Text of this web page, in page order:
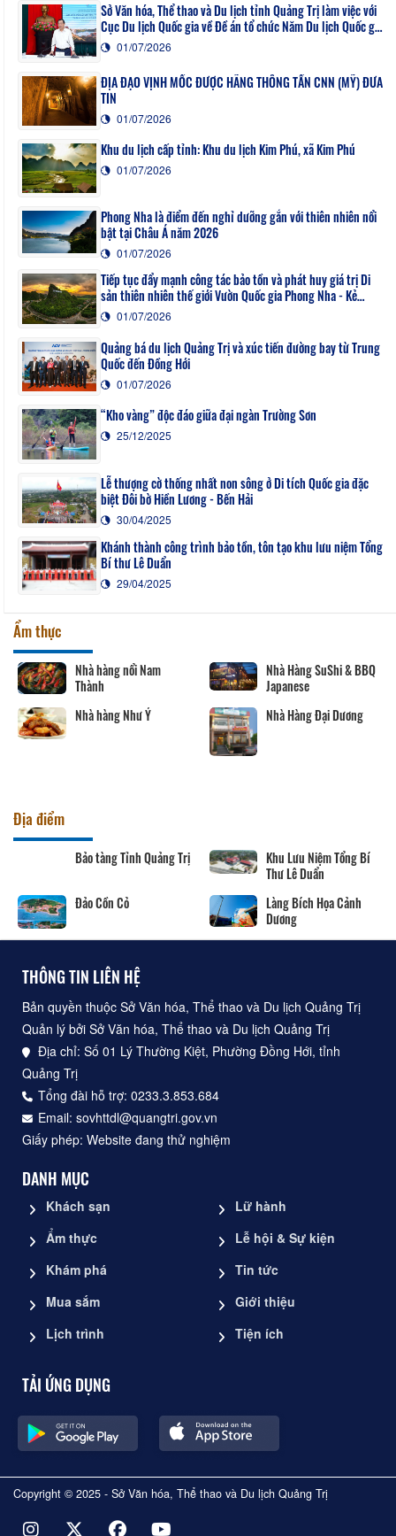
Sở Văn hóa, Thể thao và Du lịch tỉnh Quảng Trị làm việc với
Cục Du lịch Quốc gia về Đề án tổ chức Năm Du lịch Quốc gia
- Quảng Trị 2027
01/07/2026
ĐỊA ĐẠO VỊNH MỐC ĐƯỢC HÃNG THÔNG TẤN CNN (MỸ) ĐƯA
TIN
01/07/2026
Khu du lịch cấp tỉnh: Khu du lịch Kim Phú, xã Kim Phú
01/07/2026
Phong Nha là điểm đến nghỉ dưỡng gắn với thiên nhiên nổi
bật tại Châu Á năm 2026
01/07/2026
Tiếp tục đẩy mạnh công tác bảo tồn và phát huy giá trị Di
sản thiên nhiên thế giới Vườn Quốc gia Phong Nha - Kẻ
Bàng01/07/2026
Quảng bá du lịch Quảng Trị và xúc tiến đường bay từ Trung
Quốc đến Đồng Hới
01/07/2026
“Kho vàng” độc đáo giữa đại ngàn Trường Sơn
25/12/2025
Lễ thượng cờ thống nhất non sông ở Di tích Quốc gia đặc
biệt Đôi bờ Hiền Lương - Bến Hải
30/04/2025
Khánh thành công trình bảo tồn, tôn tạo khu lưu niệm Tổng
Bí thư Lê Duẩn
29/04/2025
Ẩm thực
Nhà hàng nổi Nam
Thành
Nhà Hàng SuShi & BBQ
Japanese
Nhà hàng Như Ý
Nhà Hàng Đại Dương
Địa điểm
Bảo tàng Tỉnh Quảng Trị
Khu Lưu Niệm Tổng Bí
Thư Lê Duẩn
Đảo Cồn Cỏ
Làng Bích Họa Cảnh
Dương
THÔNG TIN LIÊN HỆ
Bản quyền thuộc Sở Văn hóa, Thể thao và Du lịch Quảng Trị
Quản lý bởi Sở Văn hóa, Thể thao và Du lịch Quảng Trị
Địa chỉ: Số 01 Lý Thường Kiệt, Phường Đồng Hới, tỉnh
Quảng Trị
Tổng đài hỗ trợ: 0233.3.853.684
Email: sovhttdl@quangtri.gov.vn
Giấy phép: Website đang thử nghiệm
DANH MỤC
Khách sạn
Ẩm thực
Khám phá
Mua sắm
Lịch trình
Lữ hành
Lễ hội & Sự kiện
Tin tức
Giới thiệu
Tiện ích
TẢI ỨNG DỤNG
Copyright © 2025 - Sở Văn hóa, Thể thao và Du lịch Quảng Trị